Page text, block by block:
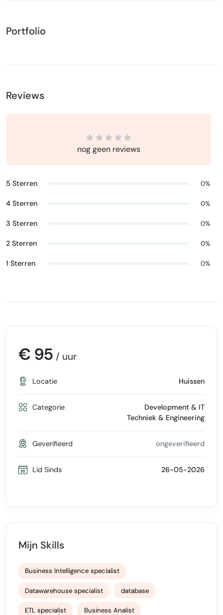
Portfolio
Reviews
nog geen reviews
5 Sterren 0%
4 Sterren 0%
3 Sterren 0%
2 Sterren 0%
1 Sterren 0%
€ 95 / uur
Locatie Huissen
Categorie
Development & IT
Techniek & Engineering
Geverifieerd ongeverifieerd
Lid Sinds 26-05-2026
Mijn Skills
Business Intelligence specialist
Datawarehouse specialist database
ETL specialist Business Analist